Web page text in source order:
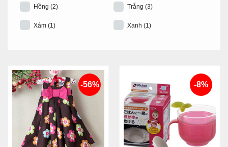
Hồng (2) Trắng (3)
Xám (1) Xanh (1)
-56% -8%